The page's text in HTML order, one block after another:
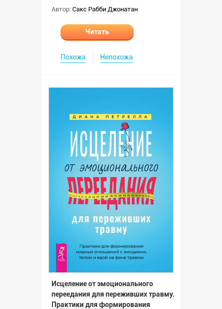
Автор: Сакс Рабби Джонатан
Читать
Похожа Непохожа
Исцеление от эмоционального
переедания для переживших травму.
Практики для формирования